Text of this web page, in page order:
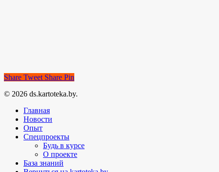
Share Tweet Share Pin
© 2026 ds.kartoteka.by.
Главная
Новости
Опыт
Спецпроекты
Будь в курсе
О проекте
База знаний